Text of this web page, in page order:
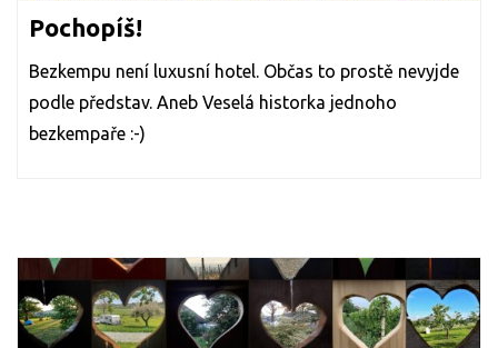
Pochopíš!
Bezkempu není luxusní hotel. Občas to prostě nevyjde
podle představ. Aneb Veselá historka jednoho
bezkempaře :-)